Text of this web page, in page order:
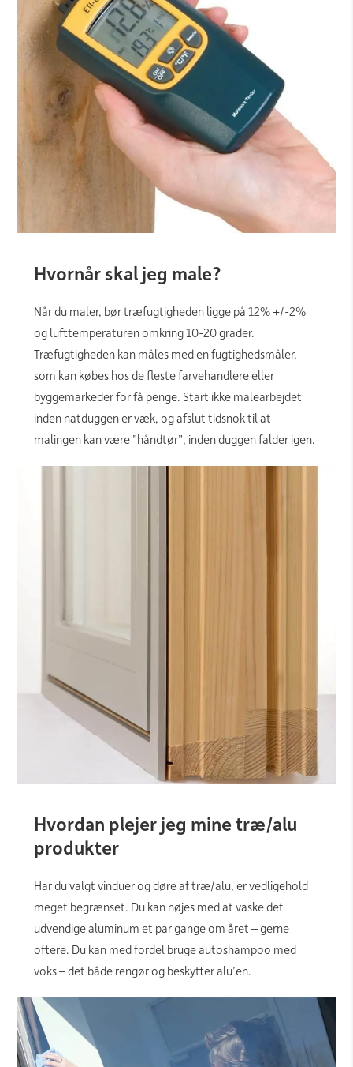
Hvornår skal jeg male?
Når du maler, bør træfugtigheden ligge på 12% +/-2%
og lufttemperaturen omkring 10-20 grader.
Træfugtigheden kan måles med en fugtighedsmåler,
som kan købes hos de fleste farvehandlere eller
byggemarkeder for få penge. Start ikke malearbejdet
inden natduggen er væk, og afslut tidsnok til at
malingen kan være ”håndtør”, inden duggen falder igen.
Hvordan plejer jeg mine træ/alu
produkter
Har du valgt vinduer og døre af træ/alu, er vedligehold
meget begrænset. Du kan nøjes med at vaske det
udvendige aluminum et par gange om året – gerne
oftere. Du kan med fordel bruge autoshampoo med
voks – det både rengør og beskytter alu’en.